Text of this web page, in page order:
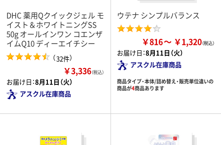
DHC 薬用Qクイックジェル モ
イスト＆ホワイトニングSS
50g オールインワン コエンザ
イムQ10 ディーエイチシー
（32件）
￥3,336（税込）
お届け日：8月11日（火）
アスクル在庫商品
ウテナ シンプルバランス
￥816 ￥1,320
お届け日：8月11日（火）
アスクル在庫商品
商品タイプ・本体/詰め替え・販売単位違いの
商品が4商品あります